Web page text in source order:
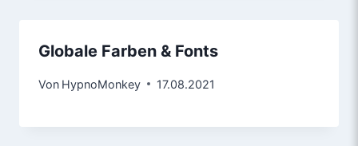
Globale Farben & Fonts
Von HypnoMonkey 17.08.2021